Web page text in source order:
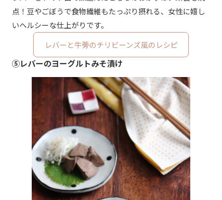
点！豆やごぼうで食物繊維もたっぷり摂れる、女性に嬉し
いヘルシーな仕上がりです。
レバーと牛蒡のチリビーンズ風のレシピ
⑤レバーのヨーグルトみそ漬け